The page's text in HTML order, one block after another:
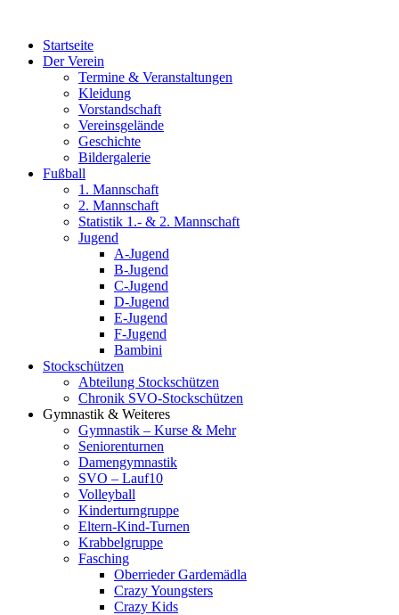
wechselnStartseite
Der Verein
Termine & Veranstaltungen
Kleidung
Vorstandschaft
Vereinsgelände
Geschichte
Bildergalerie
Fußball
1. Mannschaft
2. Mannschaft
Statistik 1.- & 2. Mannschaft
Jugend
A-Jugend
B-Jugend
C-Jugend
D-Jugend
E-Jugend
F-Jugend
Bambini
Stockschützen
Abteilung Stockschützen
Chronik SVO-Stockschützen
Gymnastik & Weiteres
Gymnastik – Kurse & Mehr
Seniorenturnen
Damengymnastik
SVO – Lauf10
Volleyball
Kinderturngruppe
Eltern-Kind-Turnen
Krabbelgruppe
Fasching
Oberrieder Gardemädla
Crazy Youngsters
Crazy Kids